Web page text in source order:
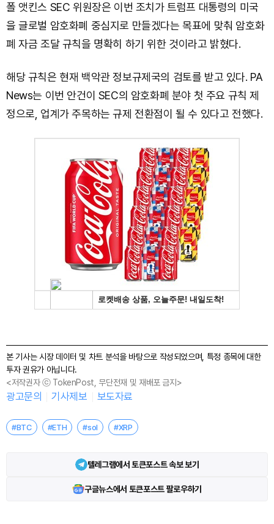
폴 앳킨스 SEC 위원장은 이번 조치가 트럼프 대통령의 미국
을 글로벌 암호화폐 중심지로 만들겠다는 목표에 맞춰 암호화
폐 자금 조달 규칙을 명확히 하기 위한 것이라고 밝혔다.
해당 규칙은 현재 백악관 정보규제국의 검토를 받고 있다. PA
News는 이번 안건이 SEC의 암호화폐 분야 첫 주요 규칙 제
정으로, 업계가 주목하는 규제 전환점이 될 수 있다고 전했다.
본 기사는 시장 데이터 및 차트 분석을 바탕으로 작성되었으며, 특정 종목에 대한
투자 권유가 아닙니다.
<저작권자 ⓒ TokenPost, 무단전재 및 재배포 금지>
광고문의 기사제보 보도자료
#BTC #ETH #sol #XRP
텔레그램에서 토큰포스트 속보 보기
구글뉴스에서 토큰포스트 팔로우하기